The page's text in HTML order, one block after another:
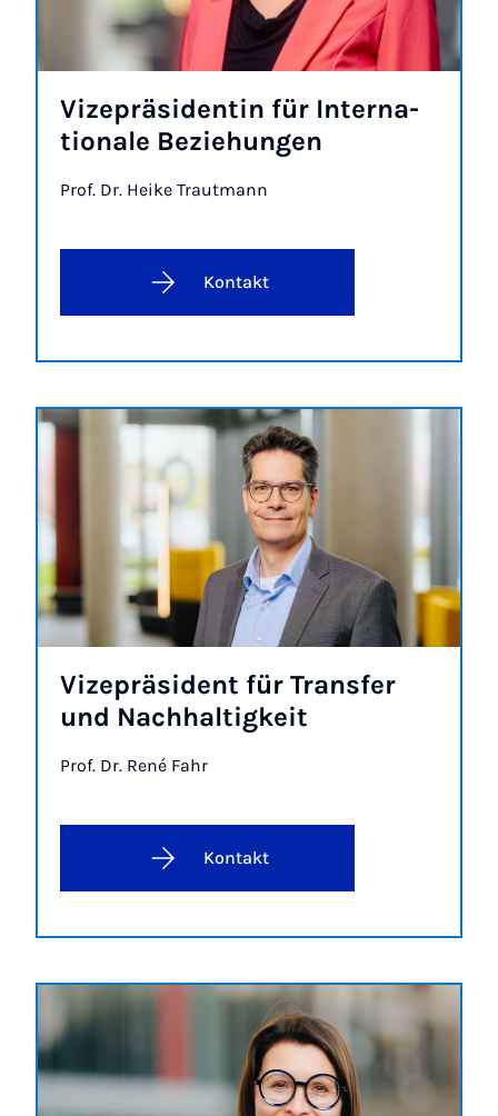
Vi­ze­prä­si­den­tin für In­ter­na­
ti­o­na­le Be­zie­hun­gen
Prof. Dr. Hei­ke Traut­mann
Kontakt
Vi­ze­prä­si­dent für Trans­fer
und Nach­hal­tig­keit
Prof. Dr. René Fahr
Kontakt